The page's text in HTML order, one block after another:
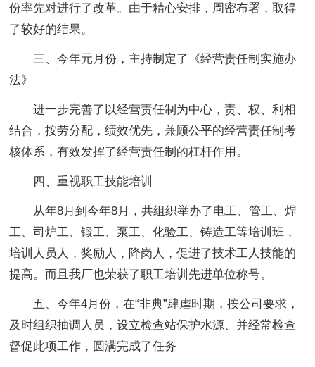
份率先对进行了改革。由于精心安排，周密布署，取得
了较好的结果。
三、今年元月份，主持制定了《经营责任制实施办
法》
进一步完善了以经营责任制为中心，责、权、利相
结合，按劳分配，绩效优先，兼顾公平的经营责任制考
核体系，有效发挥了经营责任制的杠杆作用。
四、重视职工技能培训
从年8月到今年8月，共组织举办了电工、管工、焊
工、司炉工、锻工、泵工、化验工、铸造工等培训班，
培训人员人，奖励人，降岗人，促进了技术工人技能的
提高。而且我厂也荣获了职工培训先进单位称号。
五、今年4月份，在“非典”肆虐时期，按公司要求，
及时组织抽调人员，设立检查站保护水源、并经常检查
督促此项工作，圆满完成了任务